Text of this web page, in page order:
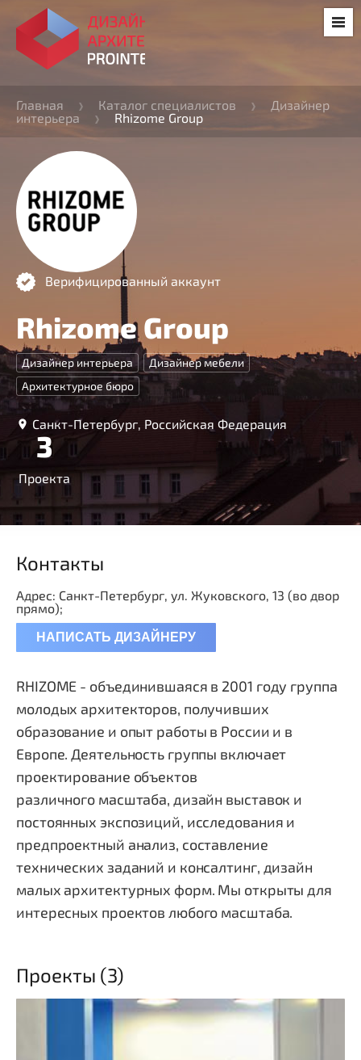
Главная Каталог специалистов
Дизайнер
интерьера
Rhizome Group
Верифицированный аккаунт
Rhizome Group
Дизайнер интерьера
Дизайнер мебели
Архитектурное бюро
Санкт-Петербург, Российская Федерация
3
Проекта
Контакты
Адрес: Санкт-Петербург, ул. Жуковского, 13 (во двор
прямо);
НАПИСАТЬ ДИЗАЙНЕРУ
RHIZOME - объединившаяся в 2001 году группа
молодых архитекторов, получивших
образование и опыт работы в России и в
Европе. Деятельность группы включает
проектирование объектов
различного масштаба, дизайн выставок и
постоянных экспозиций, исследования и
предпроектный анализ, составление
технических заданий и консалтинг, дизайн
малых архитектурных форм. Мы открыты для
интересных проектов любого масштаба.
Проекты (3)